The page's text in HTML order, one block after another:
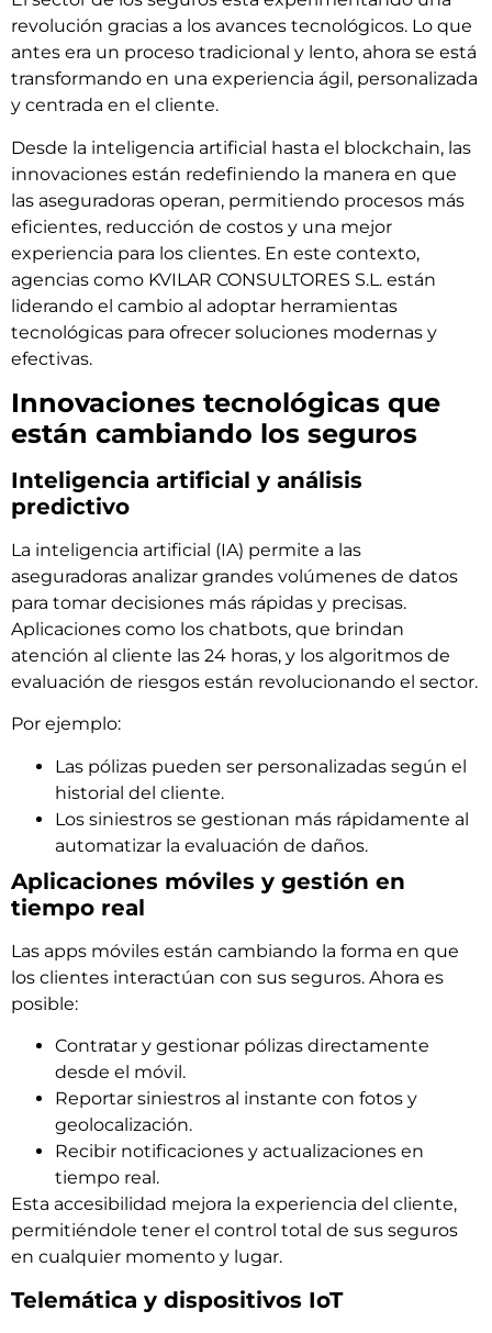
revolución gracias a los avances tecnológicos. Lo que
antes era un proceso tradicional y lento, ahora se está
transformando en una experiencia ágil, personalizada
y centrada en el cliente.
Desde la inteligencia artificial hasta el blockchain, las
innovaciones están redefiniendo la manera en que
las aseguradoras operan, permitiendo procesos más
eficientes, reducción de costos y una mejor
experiencia para los clientes. En este contexto,
agencias como KVILAR CONSULTORES S.L. están
liderando el cambio al adoptar herramientas
tecnológicas para ofrecer soluciones modernas y
efectivas.
Innovaciones tecnológicas que
están cambiando los seguros
Inteligencia artificial y análisis
predictivo
La inteligencia artificial (IA) permite a las
aseguradoras analizar grandes volúmenes de datos
para tomar decisiones más rápidas y precisas.
Aplicaciones como los chatbots, que brindan
atención al cliente las 24 horas, y los algoritmos de
evaluación de riesgos están revolucionando el sector.
Por ejemplo:
Las pólizas pueden ser personalizadas según el
historial del cliente.
Los siniestros se gestionan más rápidamente al
automatizar la evaluación de daños.
Aplicaciones móviles y gestión en
tiempo real
Las apps móviles están cambiando la forma en que
los clientes interactúan con sus seguros. Ahora es
posible:
Contratar y gestionar pólizas directamente
desde el móvil.
Reportar siniestros al instante con fotos y
geolocalización.
Recibir notificaciones y actualizaciones en
tiempo real.
Esta accesibilidad mejora la experiencia del cliente,
permitiéndole tener el control total de sus seguros
en cualquier momento y lugar.
Telemática y dispositivos IoT